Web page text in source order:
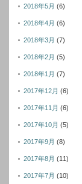
2018年5月 (6)
2018年4月 (6)
2018年3月 (7)
2018年2月 (5)
2018年1月 (7)
2017年12月 (6)
2017年11月 (6)
2017年10月 (5)
2017年9月 (8)
2017年8月 (11)
2017年7月 (10)